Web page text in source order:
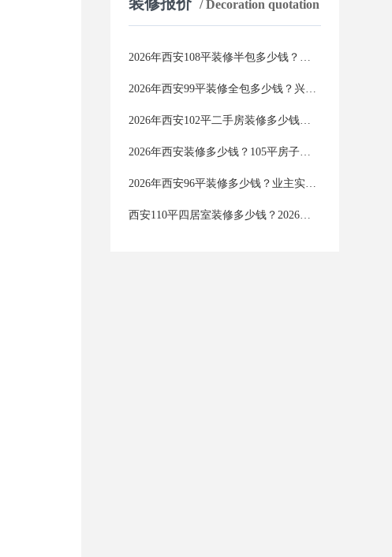
/ Decoration quotation
2026年西安99平装修全包多少钱？兴唐装饰零增项承诺，价格透明不踩坑
2026年西安102平二手房装修多少钱？这份报价单看完再装不踩坑
2026年西安装修多少钱？105平房子真实报价，附省钱避坑攻略
2026年西安96平装修多少钱？业主实测数据曝光，附避坑省钱全攻略
西安110平四居室装修多少钱？2026年西安装修价格全揭秘